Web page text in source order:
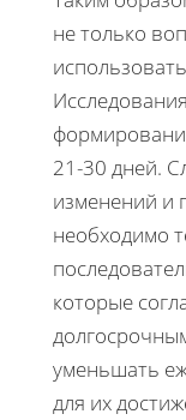
не только
21-30 дней.
изменений и
необходимо
которые
уменьшать
для их